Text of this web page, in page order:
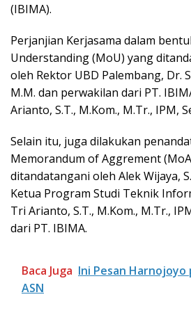
(IBIMA).
Perjanjian Kerjasama dalam
Understanding (MoU) yang
oleh Rektor UBD Palembang, Dr.
M.M. dan perwakilan dari PT.
Arianto, S.T., M.Kom., M.Tr., IPM,
Selain itu, juga dilakukan
Memorandum of Aggrement
ditandatangani oleh Alek Wijaya,
Ketua Program Studi Teknik
Tri Arianto, S.T., M.Kom., M.Tr.,
dari PT. IBIMA.
Baca Juga Ini Pesan Harnojoyo
ASN